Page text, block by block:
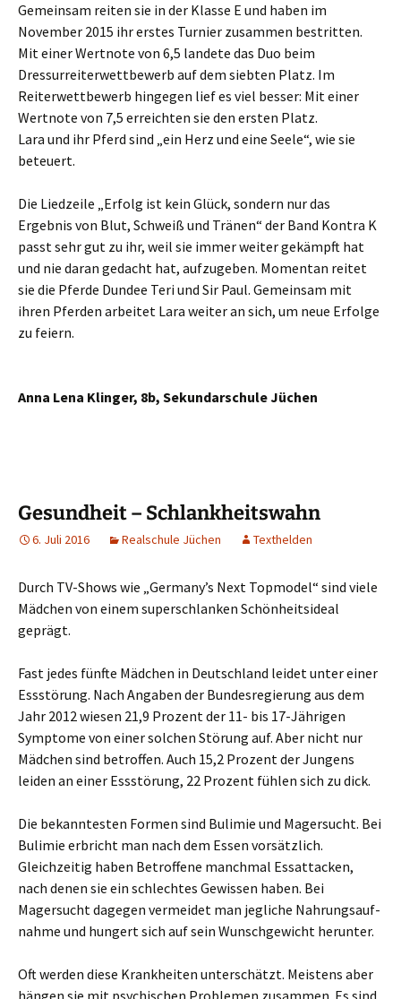
Gemeinsam reiten sie in der Klasse E und haben im
November 2015 ihr erstes Turnier zusammen bestritten.
Mit einer Wertnote von 6,5 landete das Duo beim
Dressurreiterwettbewerb auf dem siebten Platz. Im
Reiterwettbewerb hingegen lief es viel besser: Mit einer
Wertnote von 7,5 erreichten sie den ersten Platz.
Lara und ihr Pferd sind „ein Herz und eine Seele“, wie sie
beteuert.
Die Liedzeile „Erfolg ist kein Glück, sondern nur das
Ergebnis von Blut, Schweiß und Tränen“ der Band Kontra K
passt sehr gut zu ihr, weil sie immer weiter gekämpft hat
und nie daran gedacht hat, aufzugeben. Momentan reitet
sie die Pferde Dundee Teri und Sir Paul. Gemeinsam mit
ihren Pferden arbeitet Lara weiter an sich, um neue Erfolge
zu feiern.
Anna Lena Klinger, 8b, Sekundarschule Jüchen
Gesundheit – Schlankheitswahn
6. Juli 2016 Realschule Jüchen Texthelden
Durch TV-Shows wie „Germany’s Next Topmodel“ sind viele
Mädchen von einem superschlanken Schönheitsideal
geprägt.
Fast jedes fünfte Mädchen in Deutschland leidet unter einer
Essstörung. Nach Angaben der Bundesregierung aus dem
Jahr 2012 wiesen 21,9 Prozent der 11- bis 17-Jährigen
Symptome von einer solchen Störung auf. Aber nicht nur
Mädchen sind betroffen. Auch 15,2 Prozent der Jungens
leiden an einer Essstörung, 22 Prozent fühlen sich zu dick.
Die bekanntesten Formen sind Bulimie und Magersucht. Bei
Bulimie erbricht man nach dem Essen vorsätzlich.
Gleichzeitig haben Betroffene manchmal Essattacken,
nach denen sie ein schlechtes Gewissen haben. Bei
Magersucht dagegen vermeidet man jegliche Nahrungsauf-
nahme und hungert sich auf sein Wunschgewicht herunter.
Oft werden diese Krankheiten unterschätzt. Meistens aber
hängen sie mit psychischen Problemen zusammen. Es sind